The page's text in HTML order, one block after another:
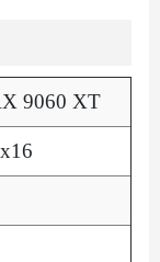
9060 XT